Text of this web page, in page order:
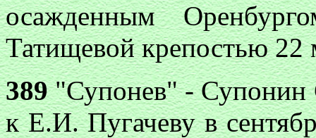
осажденным
Татищевой крепостью 22
389"Супонев" - Супонин
к Е.И. Пугачеву в